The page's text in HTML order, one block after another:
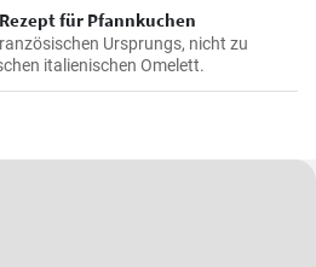
für Pfannkuchen
Ursprungs, nicht zu
italienischen Omelett.